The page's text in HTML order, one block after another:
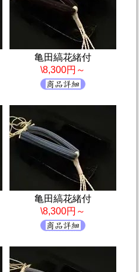
亀田縞花緒付
\8,300円～
亀田縞花緒付
\8,300円～